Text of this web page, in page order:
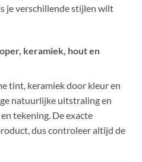
je verschillende stijlen wilt
keramiek, hout en
tint, keramiek door kleur en
natuurlijke uitstraling en
tekening. De exacte
dus controleer altijd de